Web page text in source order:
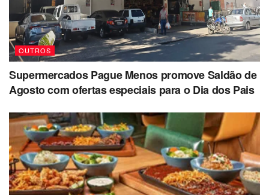
OUTROS
Supermercados Pague Menos promove Saldão de
Agosto com ofertas especiais para o Dia dos Pais